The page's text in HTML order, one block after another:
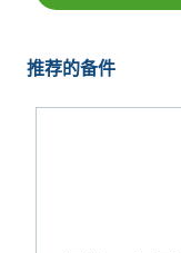
推荐的备件